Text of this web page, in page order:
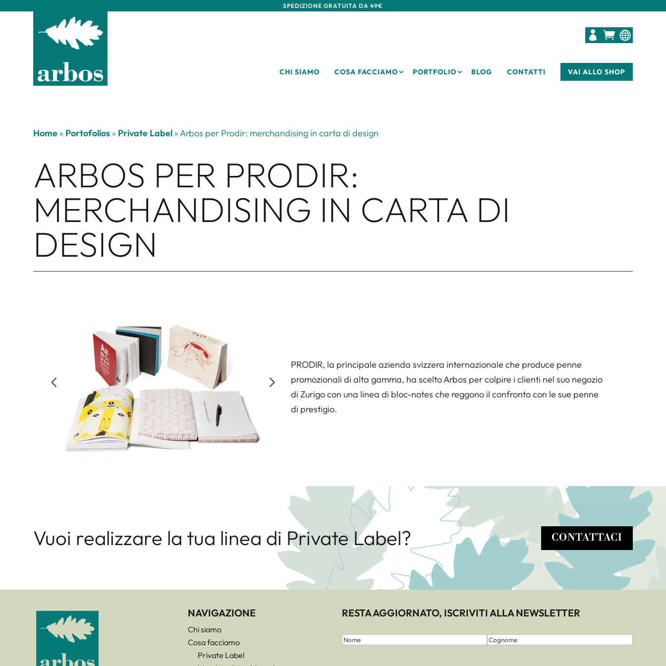
SPEDIZIONE GRATUITA DA 49€
  
CHI SIAMO COSA FACCIAMO PORTFOLIO BLOG CONTATTI VAI ALLO SHOP
Home » Portofolios » Private Label »Arbos per Prodir: merchandising in carta di design
ARBOS PER PRODIR:
MERCHANDISING IN CARTA DI
DESIGN
PRODIR, la principale azienda svizzera internazionale che produce penne
promozionali di alta gamma, ha scelto Arbos per colpire i clienti nel suo negozio
di Zurigo con una linea di bloc-notes che reggono il confronto con le sue penne
di prestigio.
Vuoi realizzare la tua linea di Private Label? CONTATTACI
NAVIGAZIONE
Chi siamo
Cosa facciamo
Private Label
RESTA AGGIORNATO, ISCRIVITI ALLA NEWSLETTER
Nome